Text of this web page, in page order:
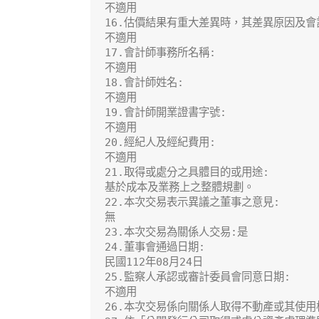
不適用
16.估價結果有重大差異時，其差異原因及
不適用
17.會計師事務所名稱:
不適用
18.會計師姓名:
不適用
19.會計師開業證書字號:
不適用
20.經紀人及經紀費用:
不適用
21.取得或處分之具體目的或用途:
基於成本及業務上之整體規劃。
22.本次交易表示異議之董事之意見:
無
23.本次交易為關係人交易:是
24.董事會通過日期:
民國112年08月24日
25.監察人承認或審計委員會同意日期:
不適用
26.本次交易係向關係人取得不動產或其使